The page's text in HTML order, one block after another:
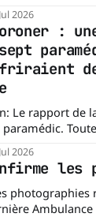
alors que l'île
de 499 km². La différence n'est
2026
:
de
Le rapport de
: les
mécanismes
2026
les
photographies
Ambulance